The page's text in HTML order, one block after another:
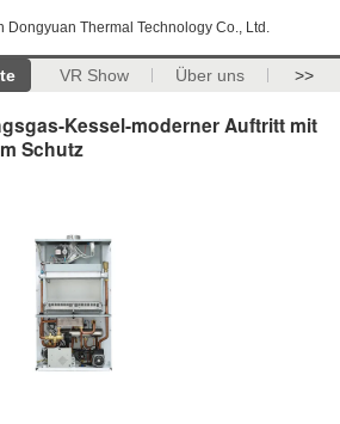
Dongyuan Thermal Technology Co., Ltd.
VR Show Über uns >>
Kessel-moderner Auftritt mit
Schutz